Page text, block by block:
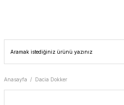
Anasayfa Dacia Dokker